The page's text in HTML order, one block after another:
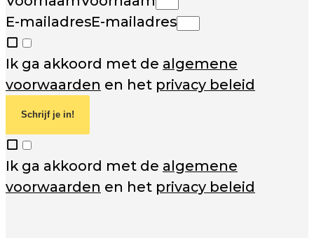
E-mailadresE-mailadres
Ik ga akkoord met de algemene
voorwaarden en het privacy beleid
Schrijf je in!
Ik ga akkoord met de algemene
voorwaarden en het privacy beleid